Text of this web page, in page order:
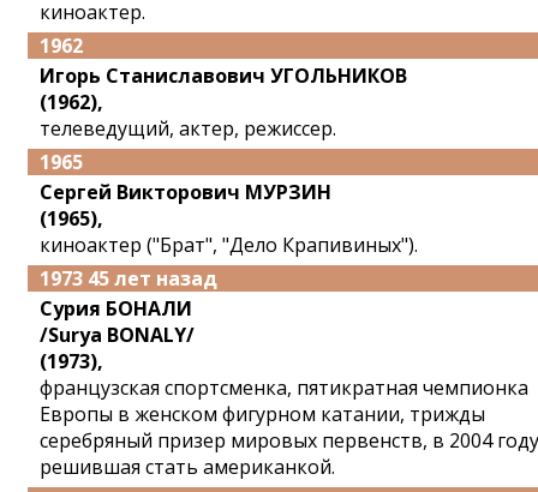
киноактер.
1962
Игорь Станиславович УГОЛЬНИКОВ
(1962),
телеведущий, актер, режиссер.
1965
Сергей Викторович МУРЗИН
(1965),
киноактер ("Брат", "Дело Крапивиных").
1973 45 лет назад
Сурия БОНАЛИ
/Surya BONALY/
(1973),
французская спортсменка, пятикратная чемпионка
Европы в женском фигурном катании, трижды
серебряный призер мировых первенств, в 2004 году
решившая стать американкой.